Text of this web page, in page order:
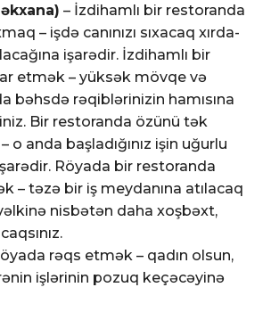
– İzdihamlı bir restoranda
– işdə canınızı sıxacaq xırda-
işarədir. İzdihamlı bir
etmək – yüksək mövqe və
bəhsdə rəqiblərinizin hamısına
Bir restoranda özünü tək
o anda başladığınız işin uğurlu
Röyada bir restoranda
– təzə bir iş meydanına atılacaq
nisbətən daha xoşbəxt,
rəqs etmək – qadın olsun,
işlərinin pozuq keçəcəyinə